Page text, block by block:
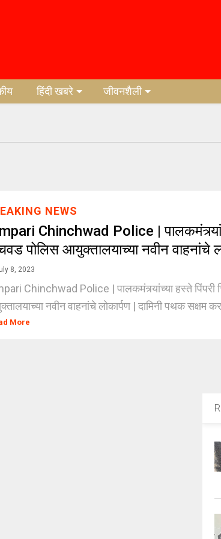
हिंदी खबरे जीवनशैली
NEWS
Chinchwad Police |
पोलिस आयुक्तालयाच्या नवीन वाहनांचे
8, 2023
Chinchwad Police | पालकमंत्र्यांच्या हस्ते पिंपरी
नवीन वाहनांचे लोकार्पण | दामिनी पथक सक्षम
More